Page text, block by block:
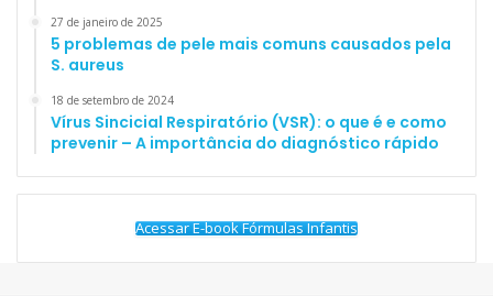
27 de janeiro de 2025
5 problemas de pele mais comuns causados pela
S. aureus
18 de setembro de 2024
Vírus Sincicial Respiratório (VSR): o que é e como
prevenir – A importância do diagnóstico rápido
Acessar E-book Fórmulas Infantis